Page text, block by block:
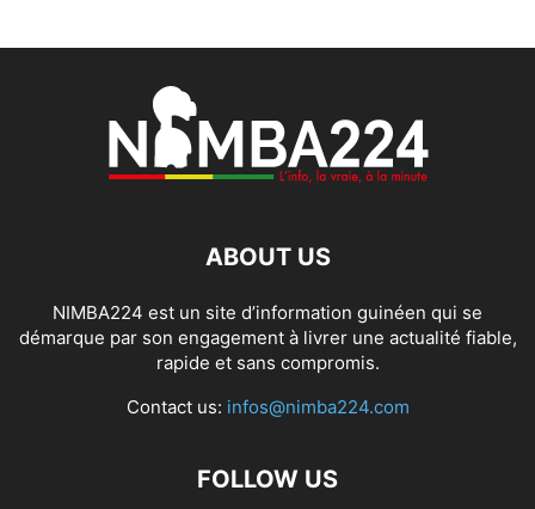
ABOUT US
NIMBA224 est un site d’information guinéen qui se
démarque par son engagement à livrer une actualité fiable,
rapide et sans compromis.
Contact us: infos@nimba224.com
FOLLOW US